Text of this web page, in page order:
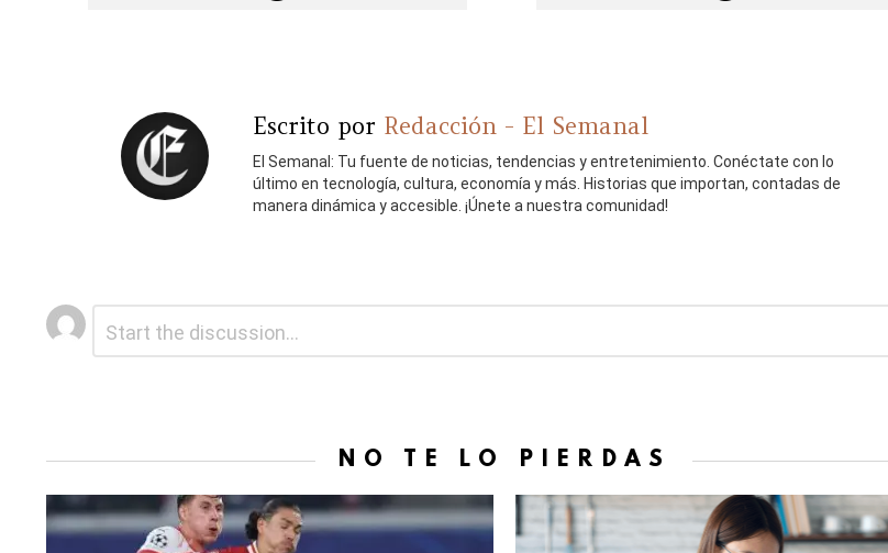
Escrito por Redacción - El Semanal
El Semanal: Tu fuente de noticias, tendencias y entretenimiento. Conéctate con lo
último en tecnología, cultura, economía y más. Historias que importan, contadas de
manera dinámica y accesible. ¡Únete a nuestra comunidad!
Deja
una
NO TE LO PIERDAS